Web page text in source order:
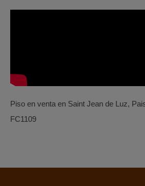
Piso en venta en Saint Jean de Luz,
FC1109